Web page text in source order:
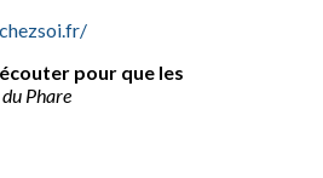
pour que les
Phare